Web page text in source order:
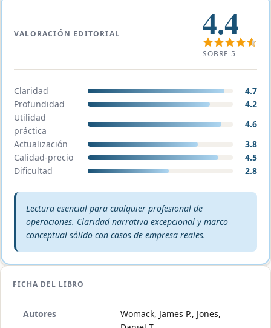
VALORACIÓN EDITORIAL 4.4
SOBRE 5
Claridad
4.7
Profundidad
4.2
Utilidad
práctica
4.6
Actualización
3.8
Calidad-precio
4.5
Dificultad
2.8
Veredicto editorial:
Lectura esencial para cualquier profesional de
operaciones. Claridad narrativa excepcional y marco
conceptual sólido con casos de empresa reales.
FICHA DEL LIBRO
Autores
Womack, James P., Jones,